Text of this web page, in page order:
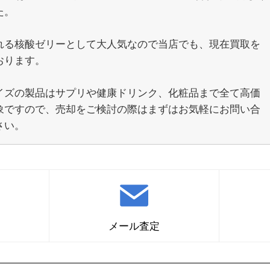
る核酸ゼリーとして大人気なので当店でも、現在買取を
ます。
ズの製品はサプリや健康ドリンク、化粧品まで全て高価
ですので、売却をご検討の際はまずはお気軽にお問い合
。
メール査定